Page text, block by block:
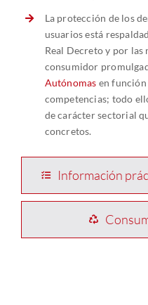
La protección de los
usuarios está
Real Decreto y por
consumidor
Autónomas en función
competencias; todo
de carácter sectorial
concretos.
Información